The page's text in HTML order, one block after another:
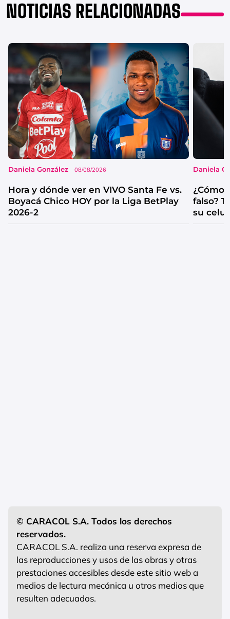
NOTICIAS RELACIONADAS
Daniela González 08/08/2026
Hora y dónde ver en VIVO Santa Fe vs.
Boyacá Chico HOY por la Liga BetPlay
2026-2
Daniela
¿Cómo
falso?
su
© CARACOL S.A. Todos los derechos
reservados.
CARACOL S.A. realiza una reserva expresa de
las reproducciones y usos de las obras y otras
prestaciones accesibles desde este sitio web a
medios de lectura mecánica u otros medios que
resulten adecuados.